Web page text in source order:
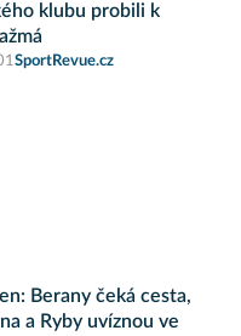
klubu probili k
SportRevue.cz
Berany čeká cesta,
a Ryby uvíznou ve